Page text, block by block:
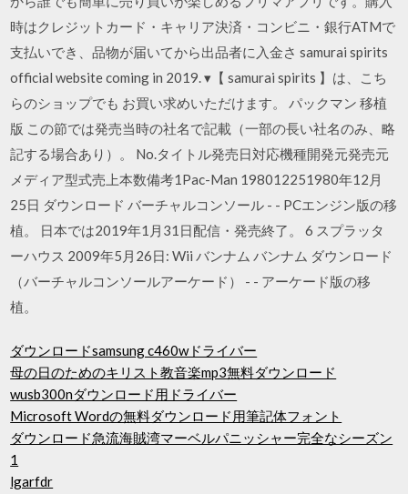
時はクレジットカード・キャリア決済・コンビニ・銀行ATMで
支払いでき、品物が届いてから出品者に入金さ samurai spirits
official website coming in 2019. ▾【 samurai spirits 】は、こち
らのショップでも お買い求めいただけます。 パックマン 移植
版 この節では発売当時の社名で記載（一部の長い社名のみ、略
記する場合あり）。 No.タイトル発売日対応機種開発元発売元
メディア型式売上本数備考1Pac-Man 198012251980年12月
25日 ダウンロード バーチャルコンソール - - PCエンジン版の移
植。 日本では2019年1月31日配信・発売終了。 6 スプラッタ
ーハウス 2009年5月26日: Wii バンナム バンナム ダウンロード
（バーチャルコンソールアーケード） - - アーケード版の移
植。
ダウンロードsamsung c460wドライバー
母の日のためのキリスト教音楽mp3無料ダウンロード
wusb300nダウンロード用ドライバー
Microsoft Wordの無料ダウンロード用筆記体フォント
ダウンロード急流海賊湾マーベルパニッシャー完全なシーズン
1
lgarfdr